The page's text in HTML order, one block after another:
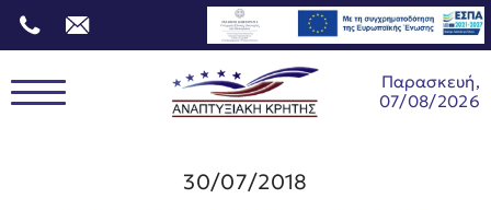
Παρασκευή,
07/08/2026
30/07/2018